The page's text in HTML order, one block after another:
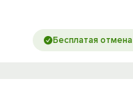
Бесплатая отмена